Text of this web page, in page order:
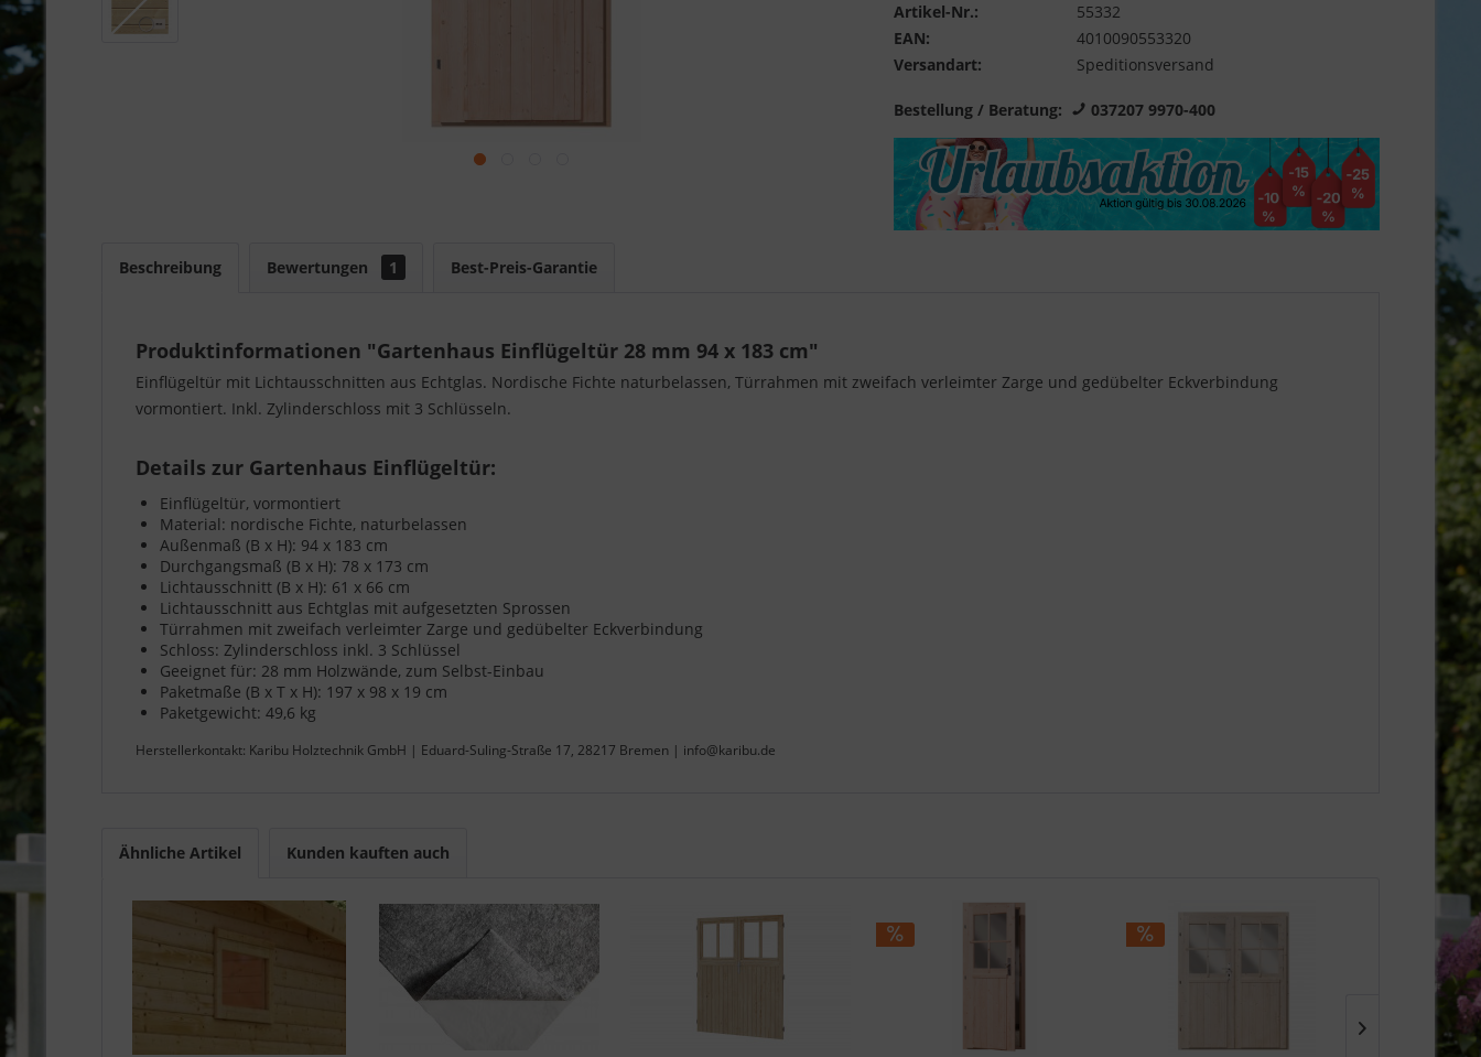
Artikel-Nr.:
55332
EAN:
4010090553320
Versandart:
Speditionsversand
Bestellung / Beratung: 037207 9970-400
Beschreibung Bewertungen 1 Best-Preis-Garantie
Produktinformationen "Gartenhaus Einflügeltür 28 mm 94 x 183 cm"
Einflügeltür mit Lichtausschnitten aus Echtglas. Nordische Fichte naturbelassen, Türrahmen mit zweifach verleimter Zarge und gedübelter Eckverbindung
vormontiert. Inkl. Zylinderschloss mit 3 Schlüsseln.
Details zur Gartenhaus Einflügeltür:
Einflügeltür, vormontiert
Material: nordische Fichte, naturbelassen
Außenmaß (B x H): 94 x 183 cm
Durchgangsmaß (B x H): 78 x 173 cm
Lichtausschnitt (B x H): 61 x 66 cm
Lichtausschnitt aus Echtglas mit aufgesetzten Sprossen
Türrahmen mit zweifach verleimter Zarge und gedübelter Eckverbindung
Schloss: Zylinderschloss inkl. 3 Schlüssel
Geeignet für: 28 mm Holzwände, zum Selbst-Einbau
Paketmaße (B x T x H): 197 x 98 x 19 cm
Paketgewicht: 49,6 kg
Herstellerkontakt: Karibu Holztechnik GmbH | Eduard-Suling-Straße 17, 28217 Bremen | info@karibu.de
Ähnliche Artikel Kunden kauften auch